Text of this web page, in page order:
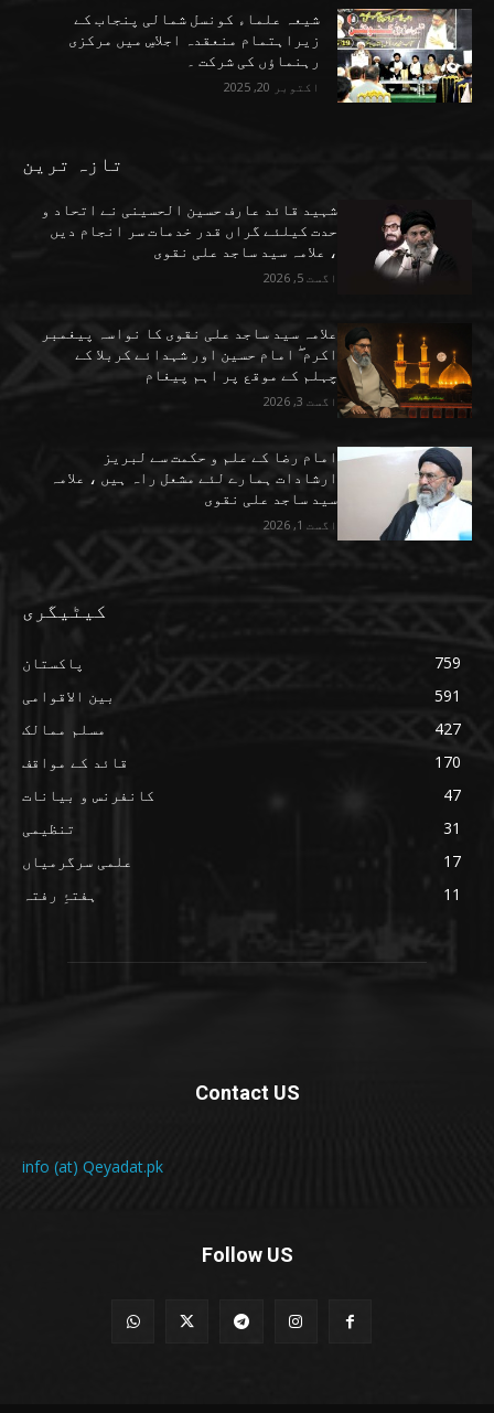
شیعہ علماء کونسل شمالی پنجاب کے
زیراہتمام منعقدہ اجلاسِ میں مرکزی
رہنماؤں کی شرکت ۔
اکتوبر 20, 2025
تازہ ترین
شہید قائد عارف حسین الحسینی نے اتحاد و
حدت کیلئے گراں قدر خدمات سر انجام دیں
، علامہ سید ساجد علی نقوی
اگست 5, 2026
علامہ سید ساجد علی نقوی کا نواسہ پیغمبر
اکرم ۖ امام حسین اور شہدائے کربلا کے
چہلم کے موقع پر اہم پیغام
اگست 3, 2026
امام رضا کے علم و حکمت سے لبریز
ارشادات ہمارے لئے مشعل راہ ہیں ، علامہ
سید ساجد علی نقوی
اگست 1, 2026
کیٹیگری
پاکستان
759
بین الاقوامی
591
مسلم ممالک
427
قائد کے مواقف
170
کانفرنس و بیانات
47
تنظیمی
31
علمی سرگرمیاں
17
ہفتۂِ رفتہ
11
Contact US
info (at) Qeyadat.pk
Follow US